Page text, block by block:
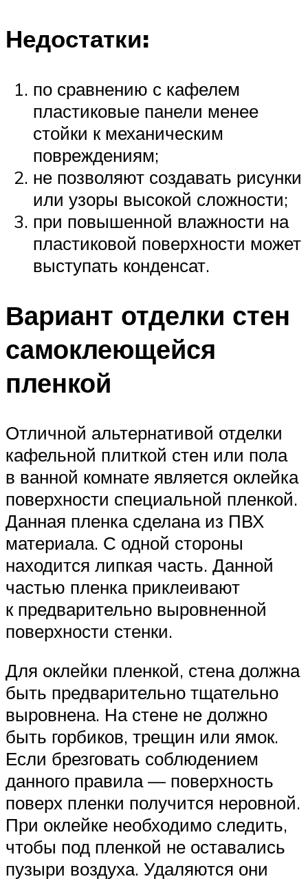
Недостатки:
по сравнению с кафелем
пластиковые панели менее
стойки к механическим
повреждениям;
не позволяют создавать рисунки
или узоры высокой сложности;
при повышенной влажности на
пластиковой поверхности может
выступать конденсат.
Вариант отделки стен
самоклеющейся
пленкой
Отличной альтернативой отделки
кафельной плиткой стен или пола
в ванной комнате является оклейка
поверхности специальной пленкой.
Данная пленка сделана из ПВХ
материала. С одной стороны
находится липкая часть. Данной
частью пленка приклеивают
к предварительно выровненной
поверхности стенки.
Для оклейки пленкой, стена должна
быть предварительно тщательно
выровнена. На стене не должно
быть горбиков, трещин или ямок.
Если брезговать соблюдением
данного правила — поверхность
поверх пленки получится неровной.
При оклейке необходимо следить,
чтобы под пленкой не оставались
пузыри воздуха. Удаляются они